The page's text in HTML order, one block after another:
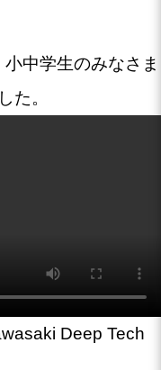
小中学生のみなさま
た。
Deep Tech